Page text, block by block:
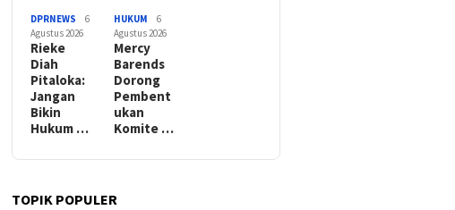
DPRNEWS
6
Agustus 2026
Rieke
Diah
Pitaloka:
Jangan
Bikin
Hukum …
HUKUM
6
Agustus 2026
Mercy
Barends
Dorong
Pembent
ukan
Komite …
TOPIK POPULER